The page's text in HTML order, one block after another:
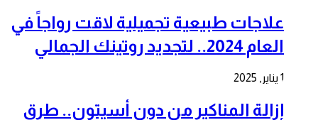
علاجات طبيعية تجميلية لاقت رواجاً في
العام 2024.. لتجديد روتينك الجمالي
1 يناير, 2025
إزالة المناكير من دون أسيتون.. طرق